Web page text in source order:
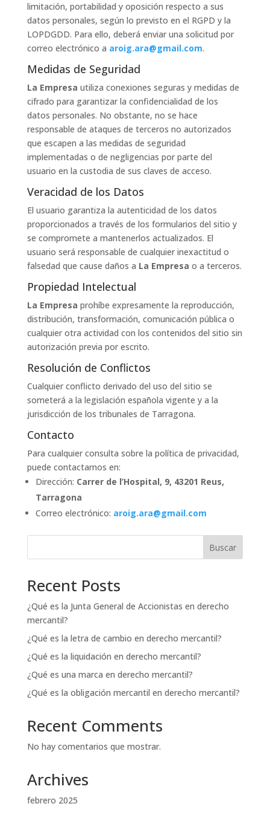
limitación, portabilidad y oposición respecto a sus
datos personales, según lo previsto en el RGPD y la
LOPDGDD. Para ello, deberá enviar una solicitud por
correo electrónico a aroig.ara@gmail.com.
Medidas de Seguridad
La Empresa utiliza conexiones seguras y medidas de
cifrado para garantizar la confidencialidad de los
datos personales. No obstante, no se hace
responsable de ataques de terceros no autorizados
que escapen a las medidas de seguridad
implementadas o de negligencias por parte del
usuario en la custodia de sus claves de acceso.
Veracidad de los Datos
El usuario garantiza la autenticidad de los datos
proporcionados a través de los formularios del sitio y
se compromete a mantenerlos actualizados. El
usuario será responsable de cualquier inexactitud o
falsedad que cause daños a La Empresa o a terceros.
Propiedad Intelectual
La Empresa prohíbe expresamente la reproducción,
distribución, transformación, comunicación pública o
cualquier otra actividad con los contenidos del sitio sin
autorización previa por escrito.
Resolución de Conflictos
Cualquier conflicto derivado del uso del sitio se
someterá a la legislación española vigente y a la
jurisdicción de los tribunales de Tarragona.
Contacto
Para cualquier consulta sobre la política de privacidad,
puede contactarnos en:
Dirección: Carrer de l’Hospital, 9, 43201 Reus,
Tarragona
Correo electrónico: aroig.ara@gmail.com
Buscar
Recent Posts
¿Qué es la Junta General de Accionistas en derecho
mercantil?
¿Qué es la letra de cambio en derecho mercantil?
¿Qué es la liquidación en derecho mercantil?
¿Qué es una marca en derecho mercantil?
¿Qué es la obligación mercantil en derecho mercantil?
Recent Comments
No hay comentarios que mostrar.
Archives
febrero 2025